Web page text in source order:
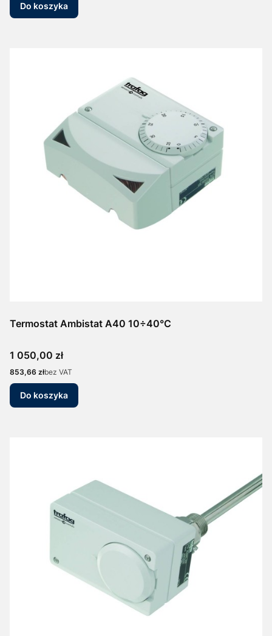
Do koszyka
Termostat Ambistat A40 10÷40°C
Cena
1 050,00 zł
Cena
853,66 złbez VAT
Do koszyka